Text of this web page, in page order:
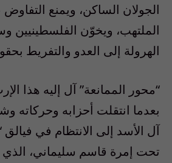
الجولان الساكن، ويمنع
الملتهب، ويخوّن الفلسطينيين
الهرولة إلى العدو والتفريط
“محور الممانعة” آل إليه هذا
بعدما انتقلت أحزابه وحركاته
آل الأسد إلى الانتظام في فيالق
تحت إمرة قاسم سليماني، الذي